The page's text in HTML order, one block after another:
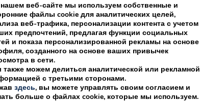
Испанский
веб-сайте мы используем собственные и
файлы cookie для аналитических целей,
веб-трафика, персонализации контента с учетом
предпочтений, предлагая функции социальных
и показа персонализированной рекламы на основе
созданного на основе ваших привычек
в сети.
можем делиться аналитической или рекламной
с третьими сторонами.
здесь, вы можете управлять своим согласием и
больше о файлах cookie, которые мы используем.